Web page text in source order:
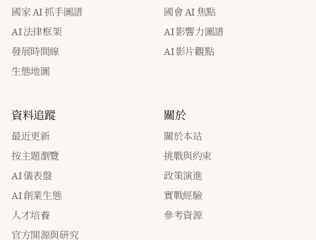
國家 AI 抓手圖譜
AI 法律框架
發展時間線
生態地圖
國會 AI 焦點
AI 影響力圖譜
AI 影片觀點
資料追蹤
最近更新
按主題瀏覽
AI 儀表盤
AI 創業生態
人才培養
官方開源與研究
關於
關於本站
挑戰與約束
政策演進
實戰經驗
參考資源